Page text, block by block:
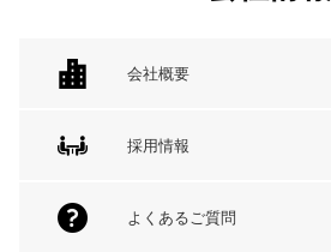
会社概要
採用情報
よくあるご質問